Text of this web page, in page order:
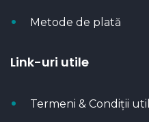
Metode de plată
Link-uri utile
Termeni & Condiții